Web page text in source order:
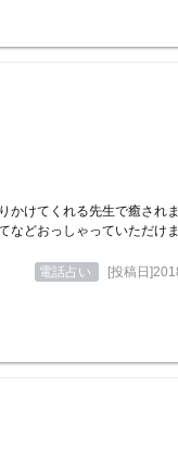
かけてくれる先生で癒され
などおっしゃっていただけま
電話占い [投稿日